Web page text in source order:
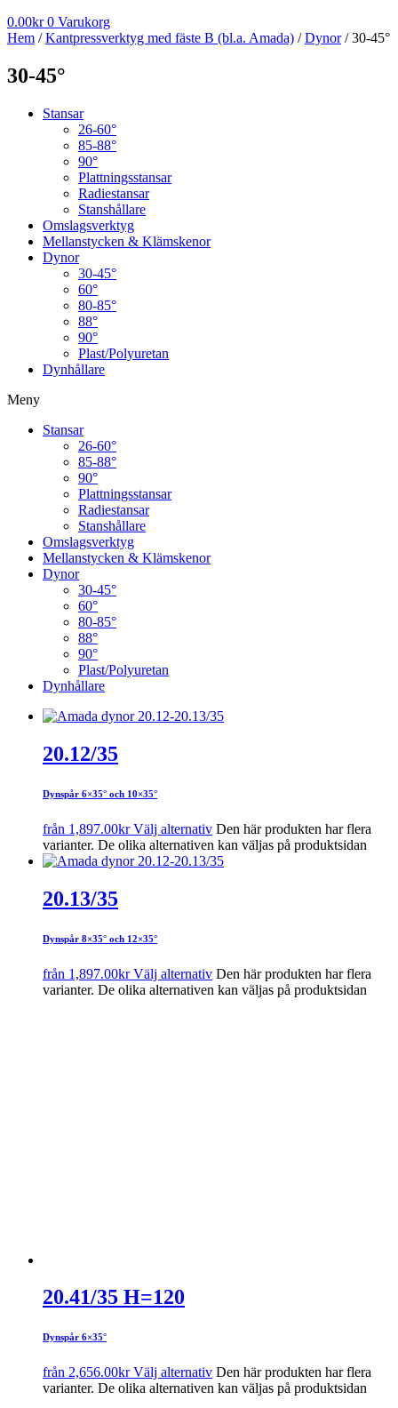
0.00kr 0 Varukorg
Hem /Kantpressverktyg med fäste B (bl.a. Amada) /Dynor/ 30-45°
30-45°
Stansar
26-60°
85-88°
90°
Plattningsstansar
Radiestansar
Stanshållare
Omslagsverktyg
Mellanstycken & Klämskenor
Dynor
30-45°
60°
80-85°
88°
90°
Plast/Polyuretan
Dynhållare
Meny
Stansar
26-60°
85-88°
90°
Plattningsstansar
Radiestansar
Stanshållare
Omslagsverktyg
Mellanstycken & Klämskenor
Dynor
30-45°
60°
80-85°
88°
90°
Plast/Polyuretan
Dynhållare
20.12/35
Dynspår 6×35° och 10×35°
från 1,897.00kr Välj alternativ Den här produkten har flera
varianter. De olika alternativen kan väljas på produktsidan
20.13/35
Dynspår 8×35° och 12×35°
från 1,897.00kr Välj alternativ Den här produkten har flera
varianter. De olika alternativen kan väljas på produktsidan
20.41/35 H=120
Dynspår 6×35°
från 2,656.00kr Välj alternativ Den här produkten har flera
varianter. De olika alternativen kan väljas på produktsidan